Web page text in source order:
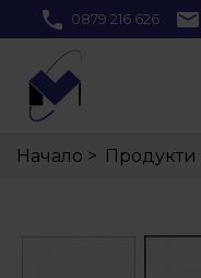
0879 216 626
>
Начало Продукти